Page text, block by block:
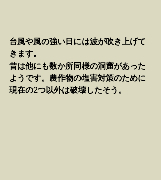
台風や風の強い日には波が吹き上げて
きます。
昔は他にも数か所同様の洞窟があった
ようです。農作物の塩害対策のために
現在の2つ以外は破壊したそう。